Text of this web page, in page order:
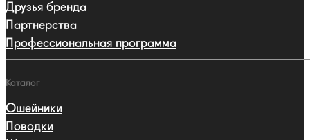
Друзья бренда
Партнерства
Профессиональная программа
Каталог
Ошейники
Поводки